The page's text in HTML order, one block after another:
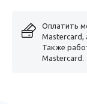
Оплатить
Mastercard,
Также
Mastercard.